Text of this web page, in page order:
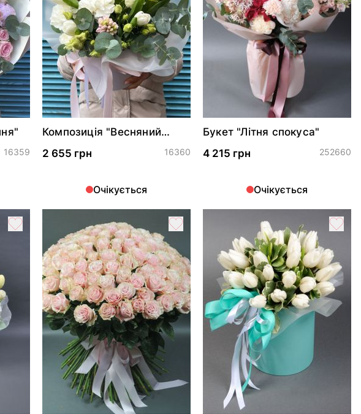
16359
Композиція "Весняний
2 655 грн
16360
Очікується
Букет "Літня спокуса"
4 215 грн
252660
Очікується